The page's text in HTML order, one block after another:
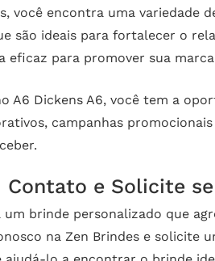
você encontra uma variedade
são ideais para fortalecer o
eficaz para promover sua
A6 Dickens A6, você tem a
campanhas
Contato e Solicite
um brinde personalizado que
na Zen Brindes e solicite